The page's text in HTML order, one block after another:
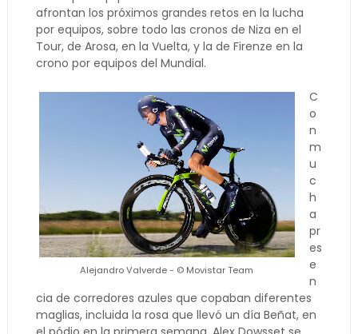
afrontan los próximos grandes retos en la lucha
por equipos, sobre todo las cronos de Niza en el
Tour, de Arosa, en la Vuelta, y la de Firenze en la
crono por equipos del Mundial.
Alejandro Valverde - © Movistar Team
C
o
n
m
u
c
h
a
pr
es
e
n
cia de corredores azules que copaban diferentes
maglias, incluida la rosa que llevó un día Beñat, en